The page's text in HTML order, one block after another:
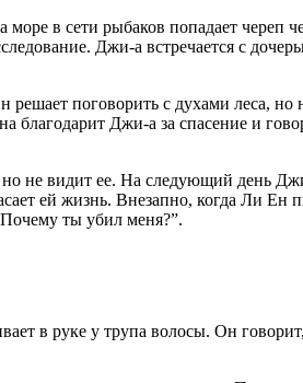
в сети рыбаков попадает череп
Джи-а встречается с
поговорить с духами леса, но
Джи-а за спасение и
не видит ее. На следующий день
ей жизнь. Внезапно, когда Ли Ен
ты убил меня?”.
в руке у трупа волосы. Он